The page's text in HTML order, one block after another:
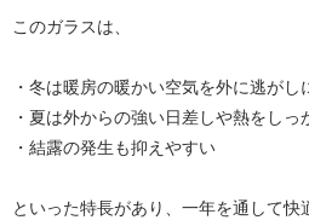
このガラスは、
・冬は暖房の暖かい空気を外に逃がし
・夏は外からの強い日差しや熱をしっ
・結露の発生も抑えやすい
といった特長があり、一年を通して快